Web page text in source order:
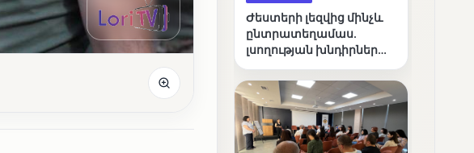
Ժեստերի լեզվից մինչև
ընտրատեղամաս.
լսողության խնդիրներ
ճանապարհը